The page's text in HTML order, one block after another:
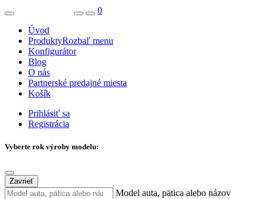
0
Úvod
ProduktyRozbaľ menu
Konfigurátor
Blog
O nás
Partnerské predajné miesta
Košík
Prihlásiť sa
Registrácia
Vyberte rok výroby modelu:
Zavrieť
Model auta, pätica alebo názov